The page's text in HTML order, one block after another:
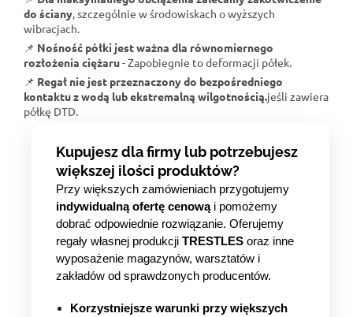
do ściany , szczególnie w środowiskach o wyższych
wibracjach.
📌 Nośność półki jest ważna dla równomiernego
rozłożenia ciężaru- Zapobiegnie to deformacji półek.
📌 Regał nie jest przeznaczony do bezpośredniego
kontaktu z wodą lub ekstremalną wilgotnością.jeśli zawiera
półkę DTD.
Kupujesz dla firmy lub potrzebujesz
większej ilości produktów?
Przy większych zamówieniach przygotujemy
indywidualną ofertę cenowąi pomożemy
dobrać odpowiednie rozwiązanie. Oferujemy
regały własnej produkcji TRESTLES oraz inne
wyposażenie magazynów, warsztatów i
zakładów od sprawdzonych producentów.
Korzystniejsze warunki przy większych